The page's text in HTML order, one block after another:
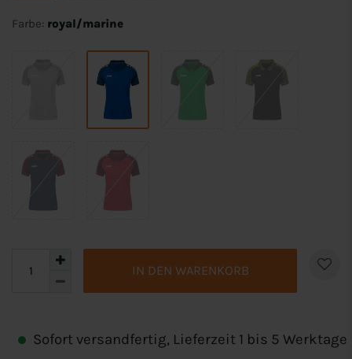
Farbe: royal/marine
IN DEN WARENKORB
Sofort versandfertig, Lieferzeit 1 bis 5 Werktage